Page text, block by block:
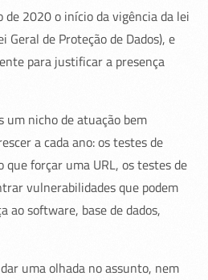
de 2020 o início da vigência da lei
Geral de Proteção de Dados), e
para justificar a presença
um nicho de atuação bem
a cada ano: os testes de
que forçar uma URL, os testes de
vulnerabilidades que podem
ao software, base de dados,
uma olhada no assunto, nem